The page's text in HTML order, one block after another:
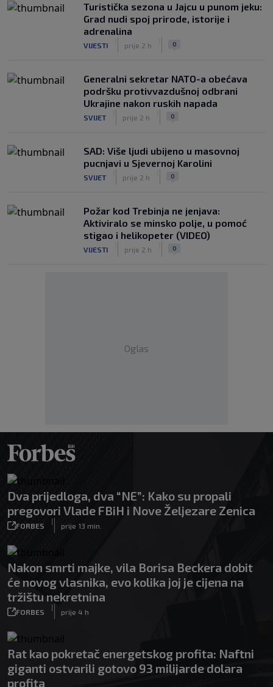
Turistička sezona u Jajcu u punom jeku:
Grad nudi spoj prirode, istorije i
adrenalina
VIJESTI prije 2 h 0
Generalni sekretar NATO-a obećava
podršku protivvazdušnoj odbrani
Ukrajine nakon ruskih napada
SVIJET prije 2 h 0
SAD: Više ljudi ubijeno u masovnoj
pucnjavi u Sjevernoj Karolini
SVIJET prije 2 h 0
Požar kod Trebinja ne jenjava:
Aktiviralo se minsko polje, u pomoć
stigao i helikopeter (VIDEO)
VIJESTI prije 2 h 0
Oglas
Dva prijedloga, dva “NE”: Kako su propali
pregovori Vlade FBiH i Nove Željezare Zenica
FORBES
|
prije 13 min.
Nakon smrti majke, vila Borisa Beckera dobit
će novog vlasnika, evo kolika joj je cijena na
tržištu nekretnina
FORBES
|
prije 4 h
Rat kao pokretač energetskog profita: Naftni
giganti ostvarili gotovo 93 milijarde dolara
profita